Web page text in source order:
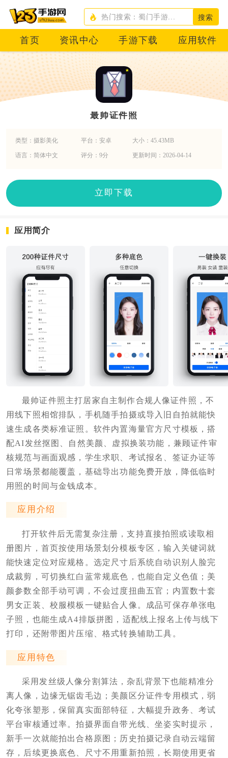
搜索
首页 资讯中心 手游下载 应用软件
最帅证件照
类型：摄影美化 平台：安卓 大小：45.43MB
语言：简体中文 评分：9分 更新时间：2026-04-14
立即下载
应用简介
最帅证件照主打居家自主制作合规人像证件照，不
用线下照相馆排队，手机随手拍摄或导入旧自拍就能快
速生成各类标准证照。软件内置海量官方尺寸模板，搭
配AI发丝抠图、自然美颜、虚拟换装功能，兼顾证件审
核规范与画面观感，学生求职、考试报名、签证办证等
日常场景都能覆盖，基础导出功能免费开放，降低临时
用照的时间与金钱成本。
应用介绍
打开软件后无需复杂注册，支持直接拍照或读取相
册图片，首页按使用场景划分模板专区，输入关键词就
能快速定位对应规格。选定尺寸后系统自动识别人脸完
成裁剪，可切换红白蓝常规底色，也能自定义色值；美
颜参数全部手动可调，不会过度扭曲五官；内置数十套
男女正装、校服模板一键贴合人像。成品可保存单张电
子照，也能生成A4排版拼图，适配线上报名上传与线下
打印，还附带图片压缩、格式转换辅助工具。
应用特色
采用发丝级人像分割算法，杂乱背景下也能精准分
离人像，边缘无锯齿毛边；美颜区分证件专用模式，弱
化夸张塑形，保留真实面部特征，大幅提升政务、考试
平台审核通过率。拍摄界面自带光线、坐姿实时提示，
新手一次就能拍出合格原图；历史拍摄记录自动云端留
存，后续更换底色、尺寸不用重新拍照，长期使用更省